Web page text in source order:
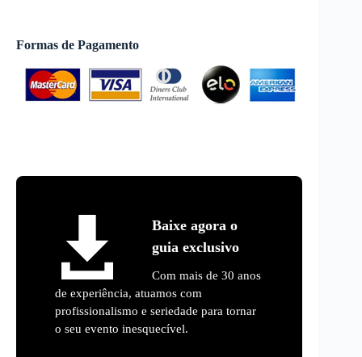
Formas de Pagamento
Baixe agora o
guia exclusivo
Com mais de 30 anos
de experiência, atuamos com
profissionalismo e seriedade para tornar
o seu evento inesquecível.